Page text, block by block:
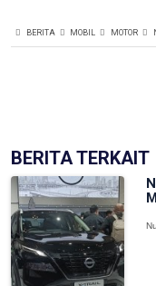
BERITA MOBIL MOTOR
BERITA TERKAIT